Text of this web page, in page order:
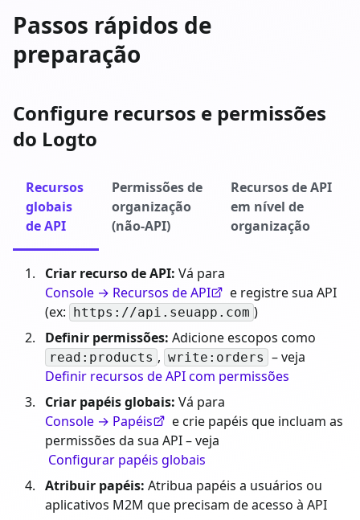
Passos rápidos de
preparação
Configure recursos e permissões
do Logto
Recursos
globais
de API
Permissões de
organização
(não-API)
Recursos de API
em nível de
organização
Criar recurso de API: Vá para
Console → Recursos de API
e registre sua API
(ex:
https://api.seuapp.com )
Definir permissões: Adicione escopos como
read:products , write:orders – veja
Definir recursos de API com permissões
Criar papéis globais: Vá para
Console → Papéis
e crie papéis que incluam as
permissões da sua API – veja
Configurar papéis globais
Atribuir papéis: Atribua papéis a usuários ou
aplicativos M2M que precisam de acesso à API